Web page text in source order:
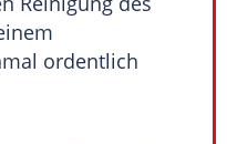
ordentlich